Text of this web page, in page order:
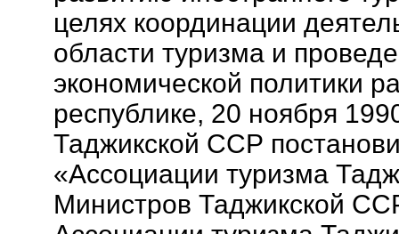
целях координации
области туризма и
экономической политики
республике, 20 ноября
Таджикской ССР
«Ассоциации туризма
Министров Таджикской